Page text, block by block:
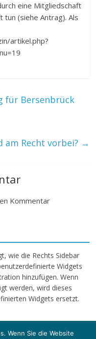
eine Mitgliedschaft
tun (siehe Antrag). Als
artikel.php?
für Bersenbrück
am Recht vorbei? →
Kommentar
wie die Rechts Sidebar
Widgets
hinzufügen. Wenn
werden, wird dieses
Widgets ersetzt.
Wenn Sie die Website